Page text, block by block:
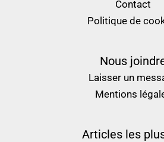
Contact
Politique de
Nous
Laisser un
Mentions
Articles les